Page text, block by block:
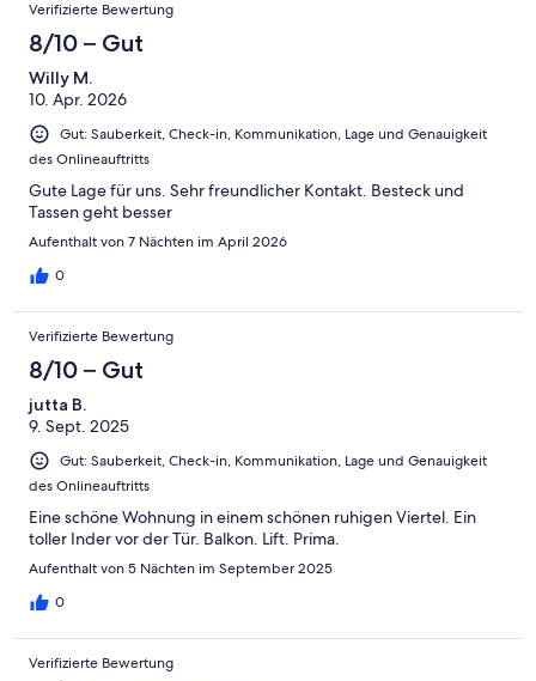
Verifizierte Bewertung
8/10 – Gut
Willy M.
10. Apr. 2026
Gut: Sauberkeit, Check-in, Kommunikation, Lage und Genauigkeit
des Onlineauftritts
Gute Lage für uns. Sehr freundlicher Kontakt. Besteck und
Tassen geht besser
Aufenthalt von 7 Nächten im April 2026
0
Verifizierte Bewertung
8/10 – Gut
jutta B.
9. Sept. 2025
Gut: Sauberkeit, Check-in, Kommunikation, Lage und Genauigkeit
des Onlineauftritts
Eine schöne Wohnung in einem schönen ruhigen Viertel. Ein
toller Inder vor der Tür. Balkon. Lift. Prima.
Aufenthalt von 5 Nächten im September 2025
0
Verifizierte Bewertung